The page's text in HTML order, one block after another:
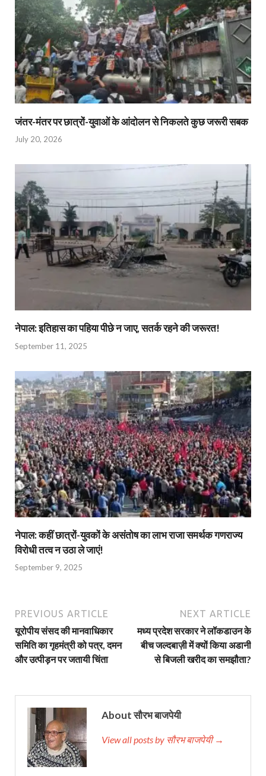
जंतर-मंतर पर छात्रों-युवाओं के आंदोलन से निकलते कुछ जरूरी सबक
July 20, 2026
नेपाल: इतिहास का पहिया पीछे न जाए, सतर्क रहने की जरूरत!
September 11, 2025
नेपाल: कहीं छात्रों-युवकों के असंतोष का लाभ राजा समर्थक गणराज्य
विरोधी तत्व न उठा ले जाएं!
September 9, 2025
PREVIOUS ARTICLE
यूरोपीय संसद की मानवाधिकार
समिति का गृहमंत्री को पत्र, दमन
और उत्पीड़न पर जतायी चिंता
NEXT ARTICLE
मध्य प्रदेश सरकार ने लॉकडाउन के
बीच जल्दबाज़ी में क्यों किया अडानी
से बिजली खरीद का समझौता?
About सौरभ बाजपेयी
View all posts by सौरभ बाजपेयी →